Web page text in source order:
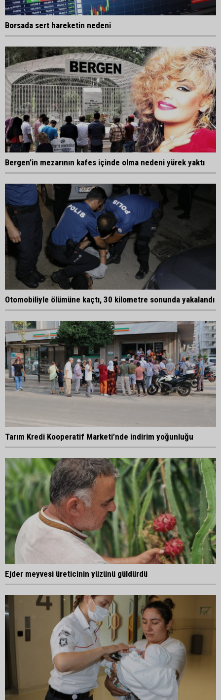
Borsada sert hareketin nedeni
Bergen'in mezarının kafes içinde olma nedeni yürek yaktı
Otomobiliyle ölümüne kaçtı, 30 kilometre sonunda yakalandı
Tarım Kredi Kooperatif Marketi’nde indirim yoğunluğu
Ejder meyvesi üreticinin yüzünü güldürdü